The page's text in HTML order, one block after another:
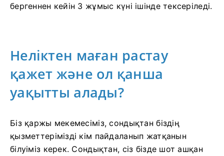
бергеннен кейін 3 жұмыс күні ішінде тексеріледі.
Неліктен маған растау
қажет және ол қанша
уақытты алады?
Біз қаржы мекемесіміз, сондықтан біздің
қызметтерімізді кім пайдаланып жатқанын
білуіміз керек. Сондықтан, сіз бізде шот ашқан